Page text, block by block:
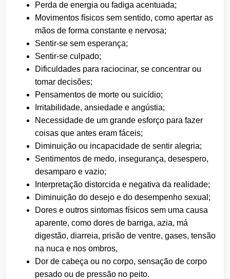
Perda de energia ou fadiga acentuada;
Movimentos físicos sem sentido, como apertar as
mãos de forma constante e nervosa;
Sentir-se sem esperança;
Sentir-se culpado;
Dificuldades para raciocinar, se concentrar ou
tomar decisões;
Pensamentos de morte ou suicídio;
Irritabilidade, ansiedade e angústia;
Necessidade de um grande esforço para fazer
coisas que antes eram fáceis;
Diminuição ou incapacidade de sentir alegria;
Sentimentos de medo, insegurança, desespero,
desamparo e vazio;
Interpretação distorcida e negativa da realidade;
Diminuição do desejo e do desempenho sexual;
Dores e outros sintomas físicos sem uma causa
aparente, como dores de barriga, azia, má
digestão, diarreia, prisão de ventre, gases, tensão
na nuca e nos ombros,
Dor de cabeça ou no corpo, sensação de corpo
pesado ou de pressão no peito.